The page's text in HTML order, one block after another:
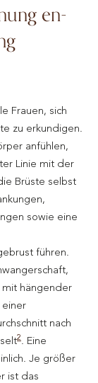
en-
Frauen, sich
zu erkundigen.
anfühlen,
Linie mit der
Brüste selbst
sowie eine
führen.
mit hängender
nach
2. Eine
Je größer
ist das